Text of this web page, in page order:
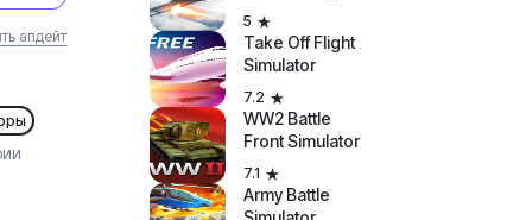
апдейт
Simulator WW II
5
Take Off Flight
Simulator
7.2
WW2 Battle
Front Simulator
7.1
Army Battle